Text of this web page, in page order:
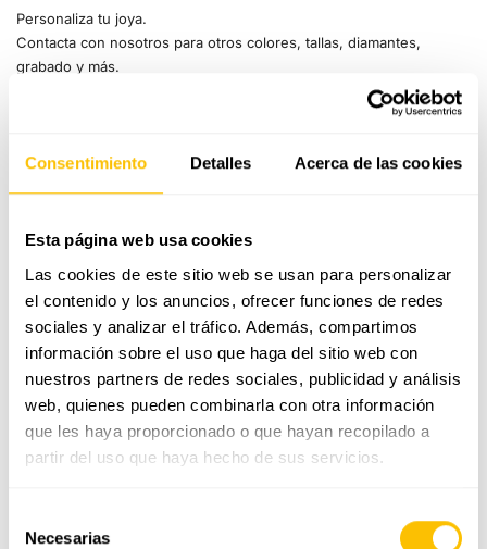
Consentimiento Detalles Acerca de las cookies
Esta página web usa cookies
Las cookies de este sitio web se usan para personalizar
el contenido y los anuncios, ofrecer funciones de redes
sociales y analizar el tráfico. Además, compartimos
información sobre el uso que haga del sitio web con
nuestros partners de redes sociales, publicidad y análisis
web, quienes pueden combinarla con otra información
que les haya proporcionado o que hayan recopilado a
partir del uso que haya hecho de sus servicios.
Necesarias
0.60 ct
1 ct
Personaliza tu joya.
Contacta con nosotros para otros colores, tallas, diamantes,
grabado y más.
Envío gratis
Servicio integral gratuito de por vida
ENVÍO Y DEVOLUCIONES
CALIDAD Y GARANTÍA
Anillo de solitario de compromiso con diamante de
Pieza artesanal creada en nuestro taller con una montura